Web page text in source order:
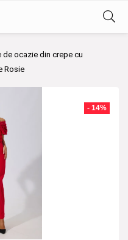
de ocazie din crepe cu
Rosie
- 14%